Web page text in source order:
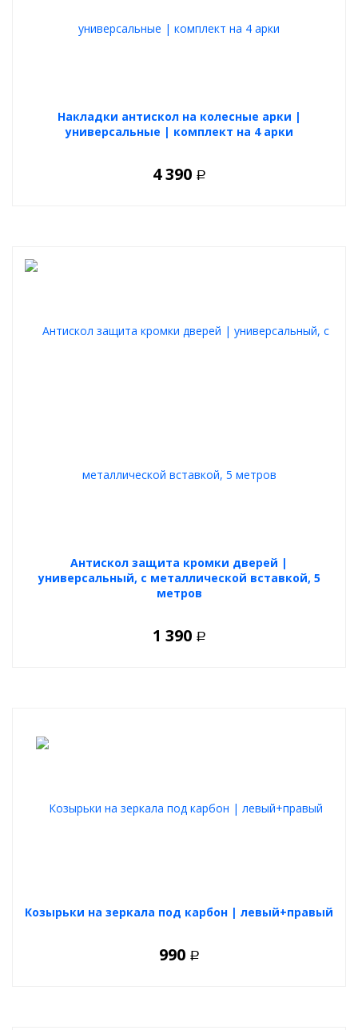
Накладки антискол на колесные арки |
универсальные | комплект на 4 арки
4 390 Р
Антискол защита кромки дверей |
универсальный, с металлической вставкой, 5
метров
1 390 Р
Козырьки на зеркала под карбон | левый+правый
990 Р